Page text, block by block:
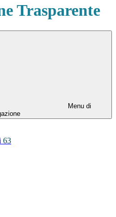
Trasparente
Menu di
63